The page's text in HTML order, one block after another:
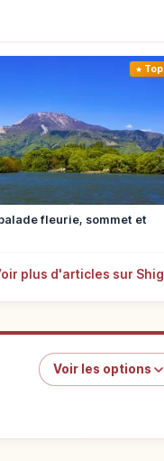
fleurie, sommet et
plus d'articles sur
Voir les options